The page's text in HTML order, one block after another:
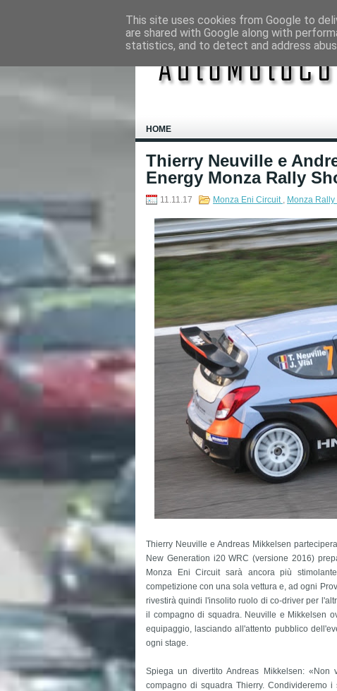
HOME
Thierry Neuville e
Energy Monza Rally
11.11.17 Monza Eni Circuit , Monza
Thierry Neuville e Andreas Mikkelsen
New Generation i20 WRC (versione 2016)
Monza Eni Circuit sarà ancora più
competizione con una sola vettura e, ad ogni
rivestirà quindi l'insolito ruolo di co-driver per
il compagno di squadra. Neuville e Mikkelsen
equipaggio, lasciando all'attento pubblico
ogni stage.
Spiega un divertito Andreas Mikkelsen:
compagno di squadra Thierry. Condivideremo
This site uses cookies from Google to
are shared with Google along with
statistics, and to detect and address